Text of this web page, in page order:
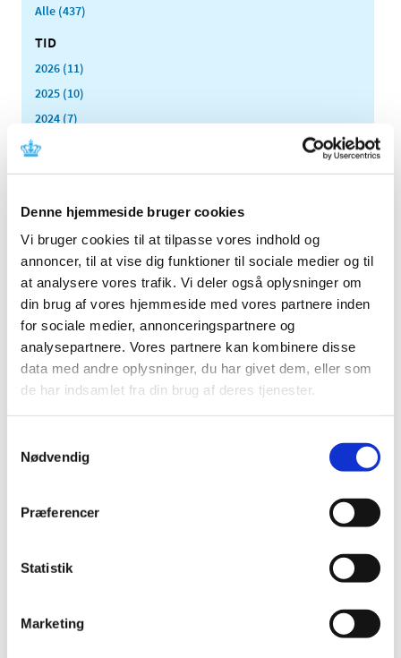
Denne hjemmeside bruger cookies
Vi bruger cookies til at tilpasse vores indhold og
annoncer, til at vise dig funktioner til sociale medier og til
at analysere vores trafik. Vi deler også oplysninger om
din brug af vores hjemmeside med vores partnere inden
for sociale medier, annonceringspartnere og
analysepartnere. Vores partnere kan kombinere disse
data med andre oplysninger, du har givet dem, eller som
de har indsamlet fra din brug af deres tjenester.
Nødvendig
Præferencer
Statistik
Marketing
Alle (437)
TID
2026 (11)
2025 (10)
2024 (7)
2023 (8)
2020 (7)
2019 (39)
december (4)
november (5)
oktober (7)
august (3)
juli (2)
april (2)
januar (2)
2017 (31)
2015 (30)